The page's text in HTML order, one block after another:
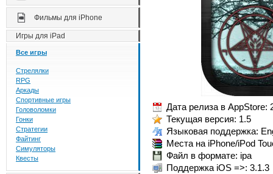
Фильмы для iPhone
Игры для iPad
Все игры
Стрелялки
RPG
Аркады
Спортивные игры
Головоломки
Гонки
Стратегии
Файтинг
Симуляторы
Квесты
Дата релиза в AppStore:
Текущая версия: 1.5
Языковая поддержка:
Места на iPhone/iPod
Файл в формате: ipa
Поддержка iOS =>: 3.1.3